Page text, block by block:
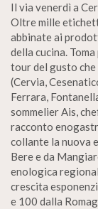
Il via venerdì a
Oltre mille
abbinate ai
della cucina.
tour del gusto che
(Cervia,
Ferrara,
sommelier Ais,
racconto
collante la nuova
Bere e da
enologica
crescita
e 100 dalla